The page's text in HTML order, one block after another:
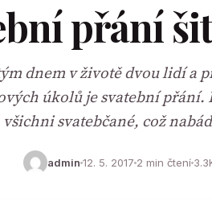
přání
dnem v životě dvou lidí a
úkolů je svatební přání.
všichni svatebčané, což
admin 12. 5. 2017 2 min čtení